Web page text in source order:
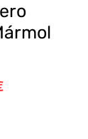
Precio